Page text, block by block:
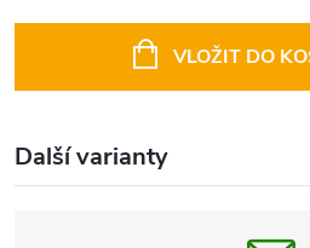
VLOŽIT DO
Další varianty